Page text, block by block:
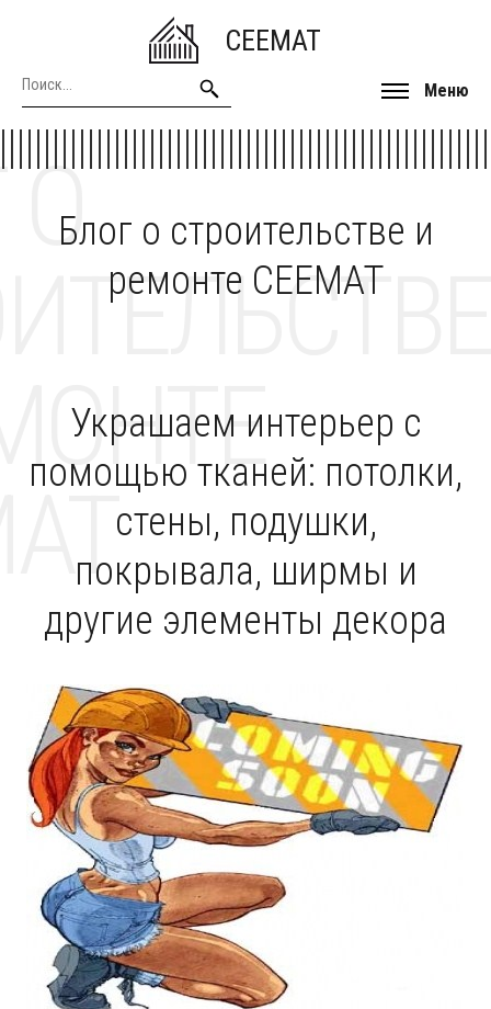
CEEMAT
Меню
Блог о строительстве и
ремонте CEEMAT
О
Украшаем интерьер с
помощью тканей: потолки,
стены, подушки,
покрывала, ширмы и
другие элементы декора